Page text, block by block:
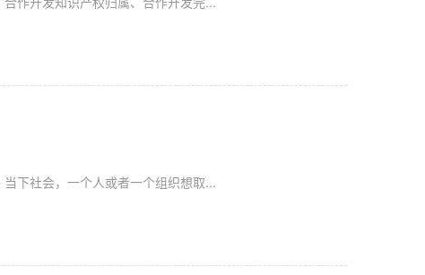
下社会，一个人或者一个组织想取...